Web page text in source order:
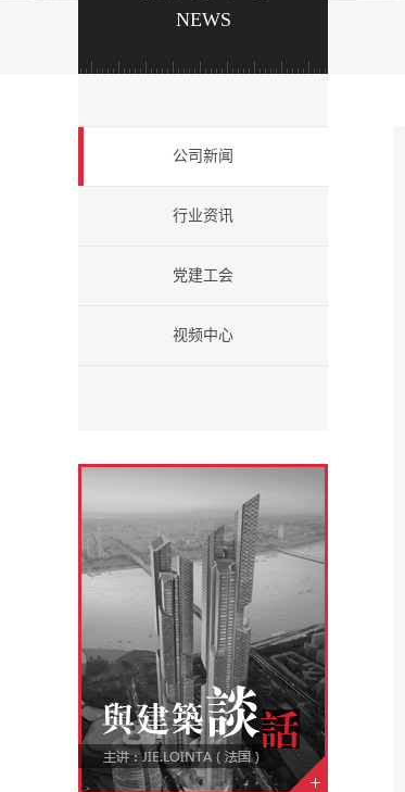
NEWS
公司新闻
行业资讯
党建工会
视频中心